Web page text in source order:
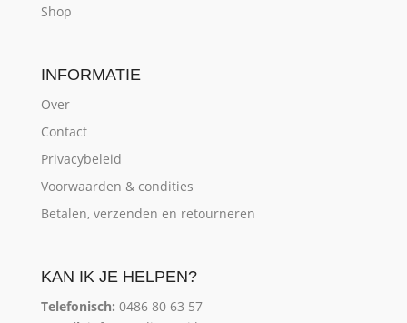
Shop
INFORMATIE
Over
Contact
Privacybeleid
Voorwaarden & condities
Betalen, verzenden en retourneren
KAN IK JE HELPEN?
Telefonisch: 0486 80 63 57